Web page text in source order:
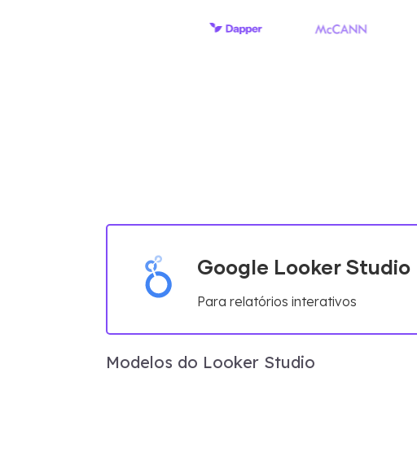
Google Looker Studio
Para relatórios interativos
Modelos do Looker Studio